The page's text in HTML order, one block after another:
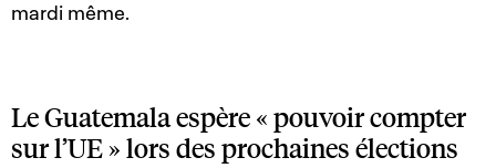
mardi même.
Le Guatemala espère « pouvoir compter
sur l’UE » lors des prochaines élections